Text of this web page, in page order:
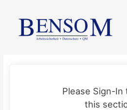
Please Sign-In
this